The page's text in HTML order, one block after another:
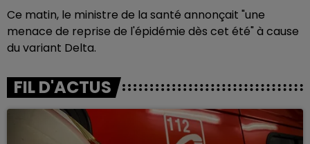
Ce matin, le ministre de la santé annonçait "une
menace de reprise de l'épidémie dès cet été" à cause
du variant Delta.
FIL D'ACTUS